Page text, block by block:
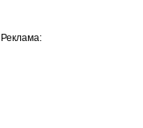
Реклама: